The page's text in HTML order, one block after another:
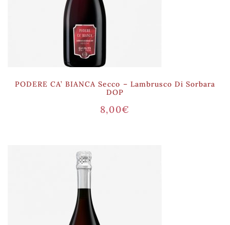
PODERE CA’ BIANCA Secco – Lambrusco Di Sorbara
DOP
8,00€